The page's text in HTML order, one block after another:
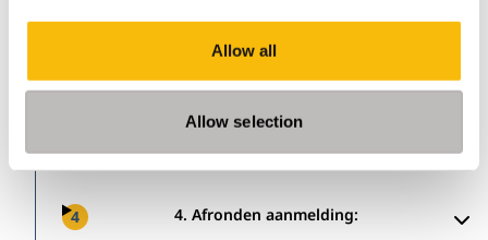
Allow all
Allow selection
2. E-mail:
3. Nyenrode aanmeldportaal:
4 4. Afronden aanmelding: